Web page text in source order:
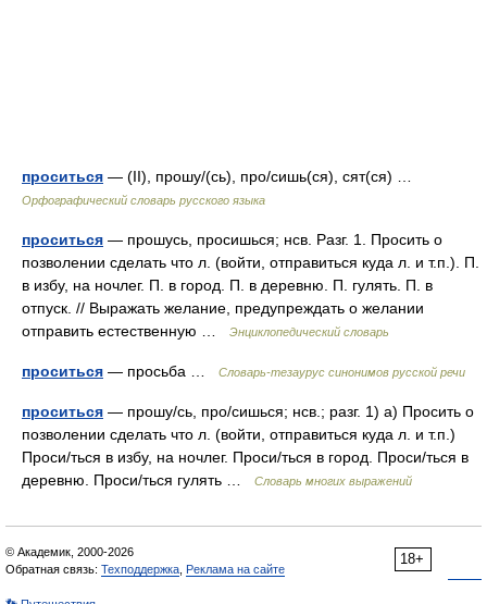
проситься — (II), прошу/(сь), про/сишь(ся), сят(ся) …
Орфографический словарь русского языка
проситься — прошусь, просишься; нсв. Разг. 1. Просить о
позволении сделать что л. (войти, отправиться куда л. и т.п.). П.
в избу, на ночлег. П. в город. П. в деревню. П. гулять. П. в
отпуск. // Выражать желание, предупреждать о желании
отправить естественную …
Энциклопедический словарь
проситься — просьба … Словарь-тезаурус синонимов русской речи
проситься — прошу/сь, про/сишься; нсв.; разг. 1) а) Просить о
позволении сделать что л. (войти, отправиться куда л. и т.п.)
Проси/ться в избу, на ночлег. Проси/ться в город. Проси/ться в
деревню. Проси/ться гулять …
Словарь многих выражений
18+
© Академик, 2000-2026
Обратная связь: Техподдержка Реклама на сайте